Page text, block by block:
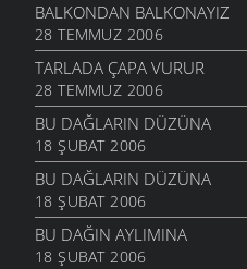
BALKONDAN BALKONAYIZ
28 TEMMUZ 2006
TARLADA ÇAPA VURUR
28 TEMMUZ 2006
BU DAĞLARIN DÜZÜNA
18 ŞUBAT 2006
BU DAĞLARIN DÜZÜNA
18 ŞUBAT 2006
BU DAĞIN AYLIMINA
18 ŞUBAT 2006